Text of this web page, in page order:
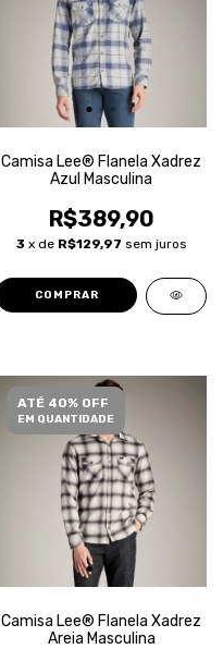
Camisa Lee® Flanela Xadrez
Azul Masculina
R$389,90
3 x de R$129,97 sem juros
COMPRAR
ATÉ 40% OFF
EM QUANTIDADE
Camisa Lee® Flanela Xadrez
Areia Masculina